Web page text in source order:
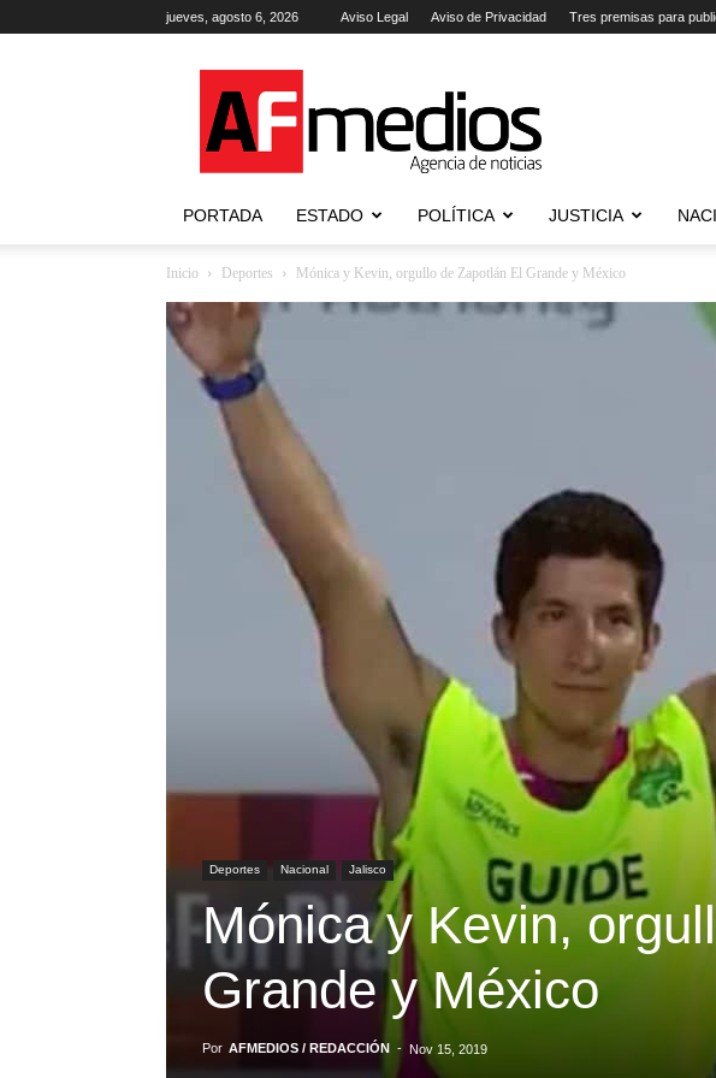
jueves, agosto 6, 2026 Aviso Legal Aviso de Privacidad Tres premisas para
Agencia
de
Noticias
PORTADA ESTADO POLÍTICA JUSTICIA
Inicio Deportes Mónica y Kevin, orgullo de Zapotlán El Grande y México
Deportes Nacional Jalisco
Mónica y Kevin,
Grande y México
Por AFMEDIOS / REDACCIÓN - Nov 15, 2019